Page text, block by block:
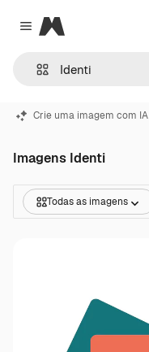
Close menu
Magnific
Crie uma imagem com IA
Imagens Identi
Todas as imagens